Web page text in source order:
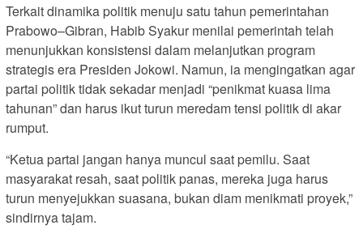
Terkait dinamika politik menuju satu tahun pemerintahan
Prabowo–Gibran, Habib Syakur menilai pemerintah telah
menunjukkan konsistensi dalam melanjutkan program
strategis era Presiden Jokowi. Namun, ia mengingatkan agar
partai politik tidak sekadar menjadi “penikmat kuasa lima
tahunan” dan harus ikut turun meredam tensi politik di akar
rumput.
“Ketua partai jangan hanya muncul saat pemilu. Saat
masyarakat resah, saat politik panas, mereka juga harus
turun menyejukkan suasana, bukan diam menikmati proyek,”
sindirnya tajam.